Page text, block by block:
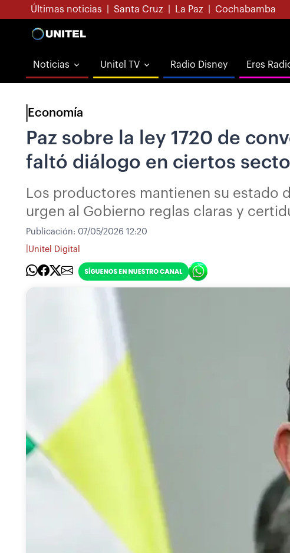
Últimas noticias Santa Cruz La Paz Cochabamba
Noticias Unitel TV Radio Disney Eres
Economía
Paz sobre la ley 1720 de
faltó diálogo en ciertos
Los productores mantienen su estado
urgen al Gobierno reglas claras y
Publicación: 07/05/2026 12:20
Unitel Digital